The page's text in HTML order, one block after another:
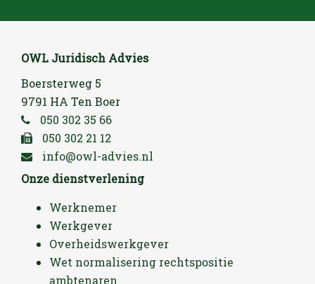
OWL Juridisch Advies
Boersterweg 5
9791 HA Ten Boer
050 302 35 66
050 302 21 12
info@owl-advies.nl
Onze dienstverlening
Werknemer
Werkgever
Overheidswerkgever
Wet normalisering rechtspositie
ambtenaren